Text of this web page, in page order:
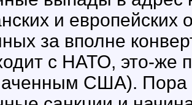
и европейских
за вполне
с НАТО, это-же
США). Пора